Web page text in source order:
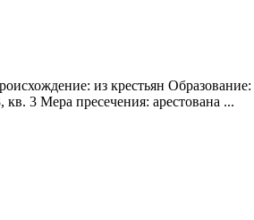
из крестьян Образование:
3 Мера пресечения: арестована ...